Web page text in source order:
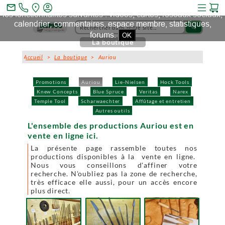
search
Promotions Auriou Lie-Nielsen
Hock Tools
Knew Concepts
Blue Spruce Veritas
Narex
Temple Tool
Scharwaechter
Affûtage et entretien
Autres outils
La boutique
Accueil >La boutique > Auriou
L'ensemble des productions Auriou est en
vente en ligne ici.
La présente page rassemble toutes nos
productions disponibles à la vente en ligne.
Nous vous conseillons d'affiner votre
recherche. N'oubliez pas la zone de recherche,
très efficace elle aussi, pour un accès encore
plus direct.
mail_outline
Ce site et des sites tiers qu'il utilise collectent des cookies pour
les fonctionnalités suivantes : vidéos, cartes, réseaux sociaux,
calendrier, commentaires, espace membre, statistiques,
forums. OK